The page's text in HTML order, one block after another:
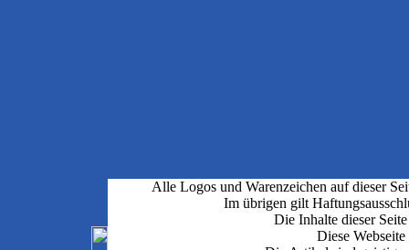
Alle Logos und Warenzeichen auf dieser
Im übrigen gilt
Die Inhalte dieser
Diese